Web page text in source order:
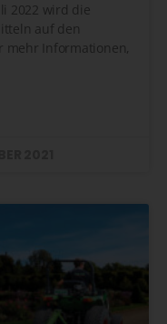
2022 wird die
auf den
mehr Informationen,